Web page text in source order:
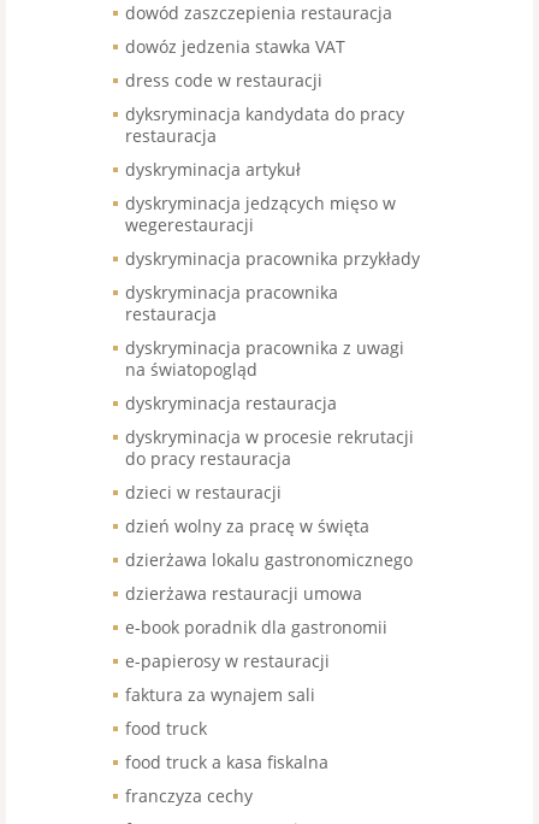
dowód zaszczepienia restauracja
dowóz jedzenia stawka VAT
dress code w restauracji
dyksryminacja kandydata do pracy
restauracja
dyskryminacja artykuł
dyskryminacja jedzących mięso w
wegerestauracji
dyskryminacja pracownika przykłady
dyskryminacja pracownika
restauracja
dyskryminacja pracownika z uwagi
na światopogląd
dyskryminacja restauracja
dyskryminacja w procesie rekrutacji
do pracy restauracja
dzieci w restauracji
dzień wolny za pracę w święta
dzierżawa lokalu gastronomicznego
dzierżawa restauracji umowa
e-book poradnik dla gastronomii
e-papierosy w restauracji
faktura za wynajem sali
food truck
food truck a kasa fiskalna
franczyza cechy